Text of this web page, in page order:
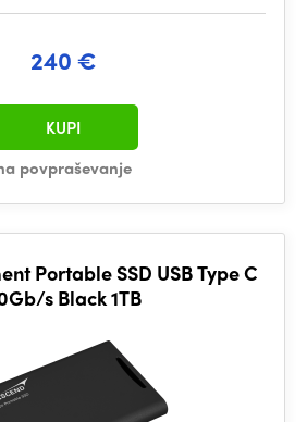
240 €
povpraševanje
KUPI
Portable SSD USB Type C
s Black 1TB